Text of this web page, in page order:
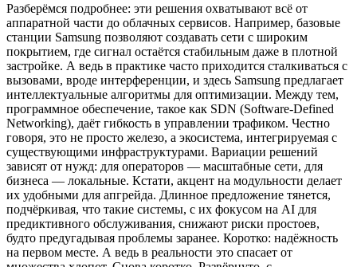
Разберёмся подробнее: эти решения охватывают всё от
аппаратной части до облачных сервисов. Например, базовые
станции Samsung позволяют создавать сети с широким
покрытием, где сигнал остаётся стабильным даже в плотной
застройке. А ведь в практике часто приходится сталкиваться с
вызовами, вроде интерференции, и здесь Samsung предлагает
интеллектуальные алгоритмы для оптимизации. Между тем,
программное обеспечение, такое как SDN (Software-Defined
Networking), даёт гибкость в управлении трафиком. Честно
говоря, это не просто железо, а экосистема, интегрируемая с
существующими инфраструктурами. Вариации решений
зависят от нужд: для операторов — масштабные сети, для
бизнеса — локальные. Кстати, акцент на модульности делает
их удобными для апгрейда. Длинное предложение тянется,
подчёркивая, что такие системы, с их фокусом на AI для
предиктивного обслуживания, снижают риски простоев,
будто предугадывая проблемы заранее. Коротко: надёжность
на первом месте. А ведь в реальности это спасает от